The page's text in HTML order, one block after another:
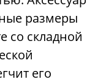
размеры
со складной
его